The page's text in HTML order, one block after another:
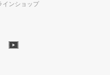
インショップ